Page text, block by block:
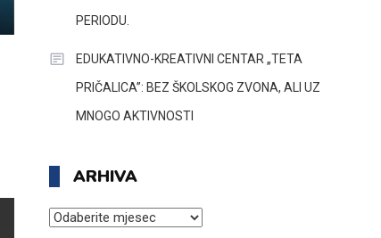
PERIODU.
EDUKATIVNO-KREATIVNI CENTAR „TETA
PRIČALICA”: BEZ ŠKOLSKOG ZVONA, ALI UZ
MNOGO AKTIVNOSTI
ARHIVA
ARHIVA